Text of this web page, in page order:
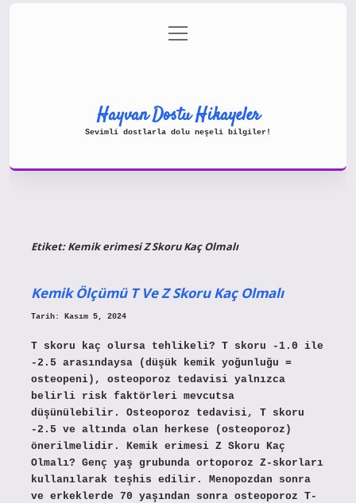
Gizlilik Politikası
menüyü
aç
Hayvan Dostu Hikayeler
Sevimli dostlarla dolu neşeli bilgiler!
Etiket:Kemik erimesi Z Skoru Kaç Olmalı
Kemik Ölçümü T Ve Z Skoru Kaç Olmalı
Tarih: Kasım 5, 2024
T skoru kaç olursa tehlikeli? T skoru -1.0 ile
-2.5 arasındaysa (düşük kemik yoğunluğu =
osteopeni), osteoporoz tedavisi yalnızca
belirli risk faktörleri mevcutsa
düşünülebilir. Osteoporoz tedavisi, T skoru
-2.5 ve altında olan herkese (osteoporoz)
önerilmelidir. Kemik erimesi Z Skoru Kaç
Olmalı? Genç yaş grubunda ortoporoz Z-skorları
kullanılarak teşhis edilir. Menopozdan sonra
ve erkeklerde 70 yaşından sonra osteoporoz T-